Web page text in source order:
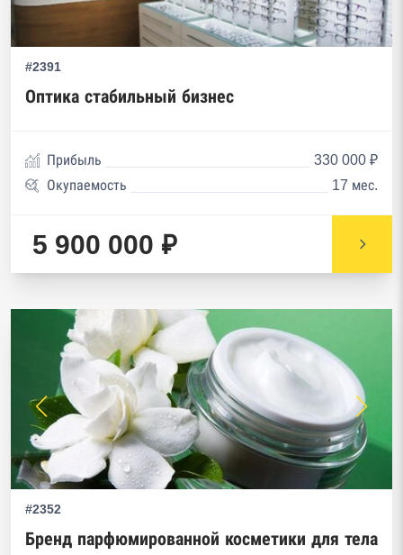
#2391
Оптика стабильный бизнес
Прибыль
330 000 ₽
Окупаемость
17 мес.
5 900 000 ₽
#2352
Бренд парфюмированной косметики для тела